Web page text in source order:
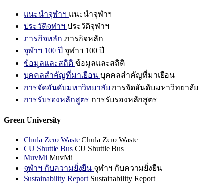
แนะนำจุฬาฯ แนะนำจุฬาฯ
ประวัติจุฬาฯ ประวัติจุฬาฯ
ภารกิจหลัก ภารกิจหลัก
จุฬาฯ 100 ปี จุฬาฯ 100 ปี
ข้อมูลและสถิติ ข้อมูลและสถิติ
บุคคลสำคัญที่มาเยือน บุคคลสำคัญที่มาเยือน
การจัดอันดับมหาวิทยาลัย การจัดอันดับมหาวิทยาลัย
การรับรองหลักสูตร การรับรองหลักสูตร
Green University
Chula Zero Waste Chula Zero Waste
CU Shuttle Bus CU Shuttle Bus
MuvMi MuvMi
จุฬาฯ กับความยั่งยืน จุฬาฯ กับความยั่งยืน
Sustainability Report Sustainability Report